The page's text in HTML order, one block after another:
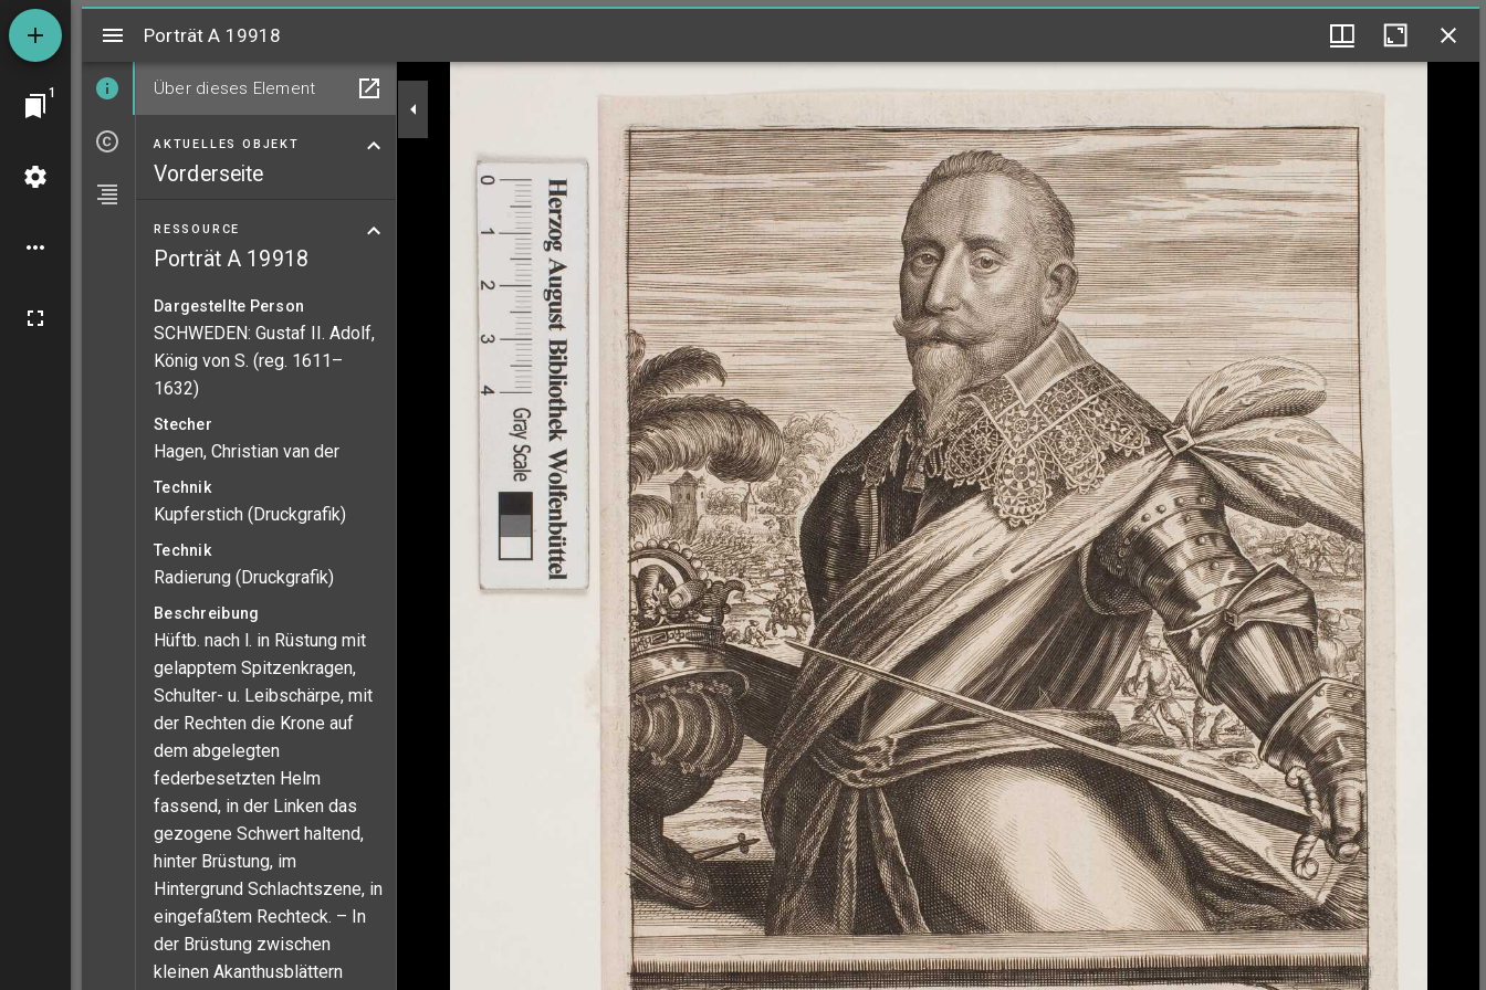
1
MiradorPorträt A 19918
Über dieses Element
AKTUELLES OBJEKT
Vorderseite
RESSOURCE
Porträt A 19918
Dargestellte Person
SCHWEDEN: Gustaf II. Adolf,
König von S. (reg. 1611–
1632)
Stecher
Hagen, Christian van der
Technik
Kupferstich (Druckgrafik)
Technik
Radierung (Druckgrafik)
Beschreibung
Hüftb. nach l. in Rüstung mit
gelapptem Spitzenkragen,
Schulter- u. Leibschärpe, mit
der Rechten die Krone auf
dem abgelegten
federbesetzten Helm
fassend, in der Linken das
gezogene Schwert haltend,
hinter Brüstung, im
Hintergrund Schlachtszene, in
eingefaßtem Rechteck. – In
der Brüstung zwischen
kleinen Akanthusblättern
Porträt A 19918